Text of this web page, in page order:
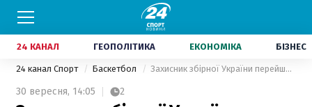
24 КАНАЛ ГЕОПОЛІТИКА ЕКОНОМІКА БІЗНЕС
24 канал Спорт Баскетбол Захисник збірної України перейшов у київський клуб
30 вересня, 14:05 2